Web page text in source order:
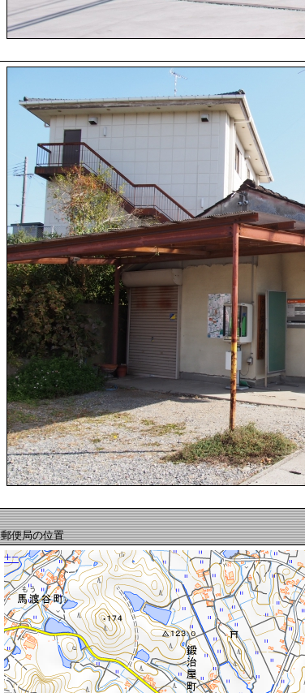
郵便局の位置